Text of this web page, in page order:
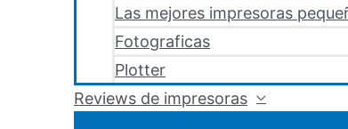
Las mejores impresoras
Fotograficas
Plotter
Reviews de impresoras